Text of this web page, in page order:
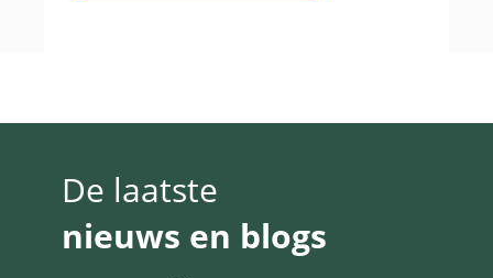
De laatste
nieuws en blogs